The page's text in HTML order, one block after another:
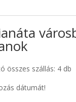
összes szállás: 4 db
dátumát!